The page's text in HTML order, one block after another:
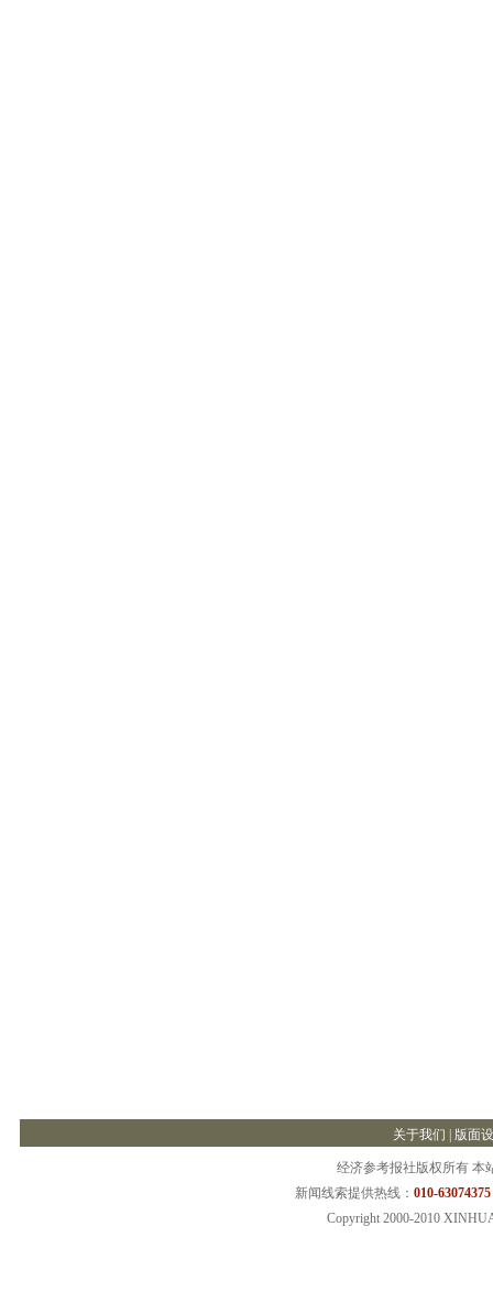
关于我们 版面
经济参考报社版权所有 本
新闻线索提供热线： 010-
Copyright 2000-2010